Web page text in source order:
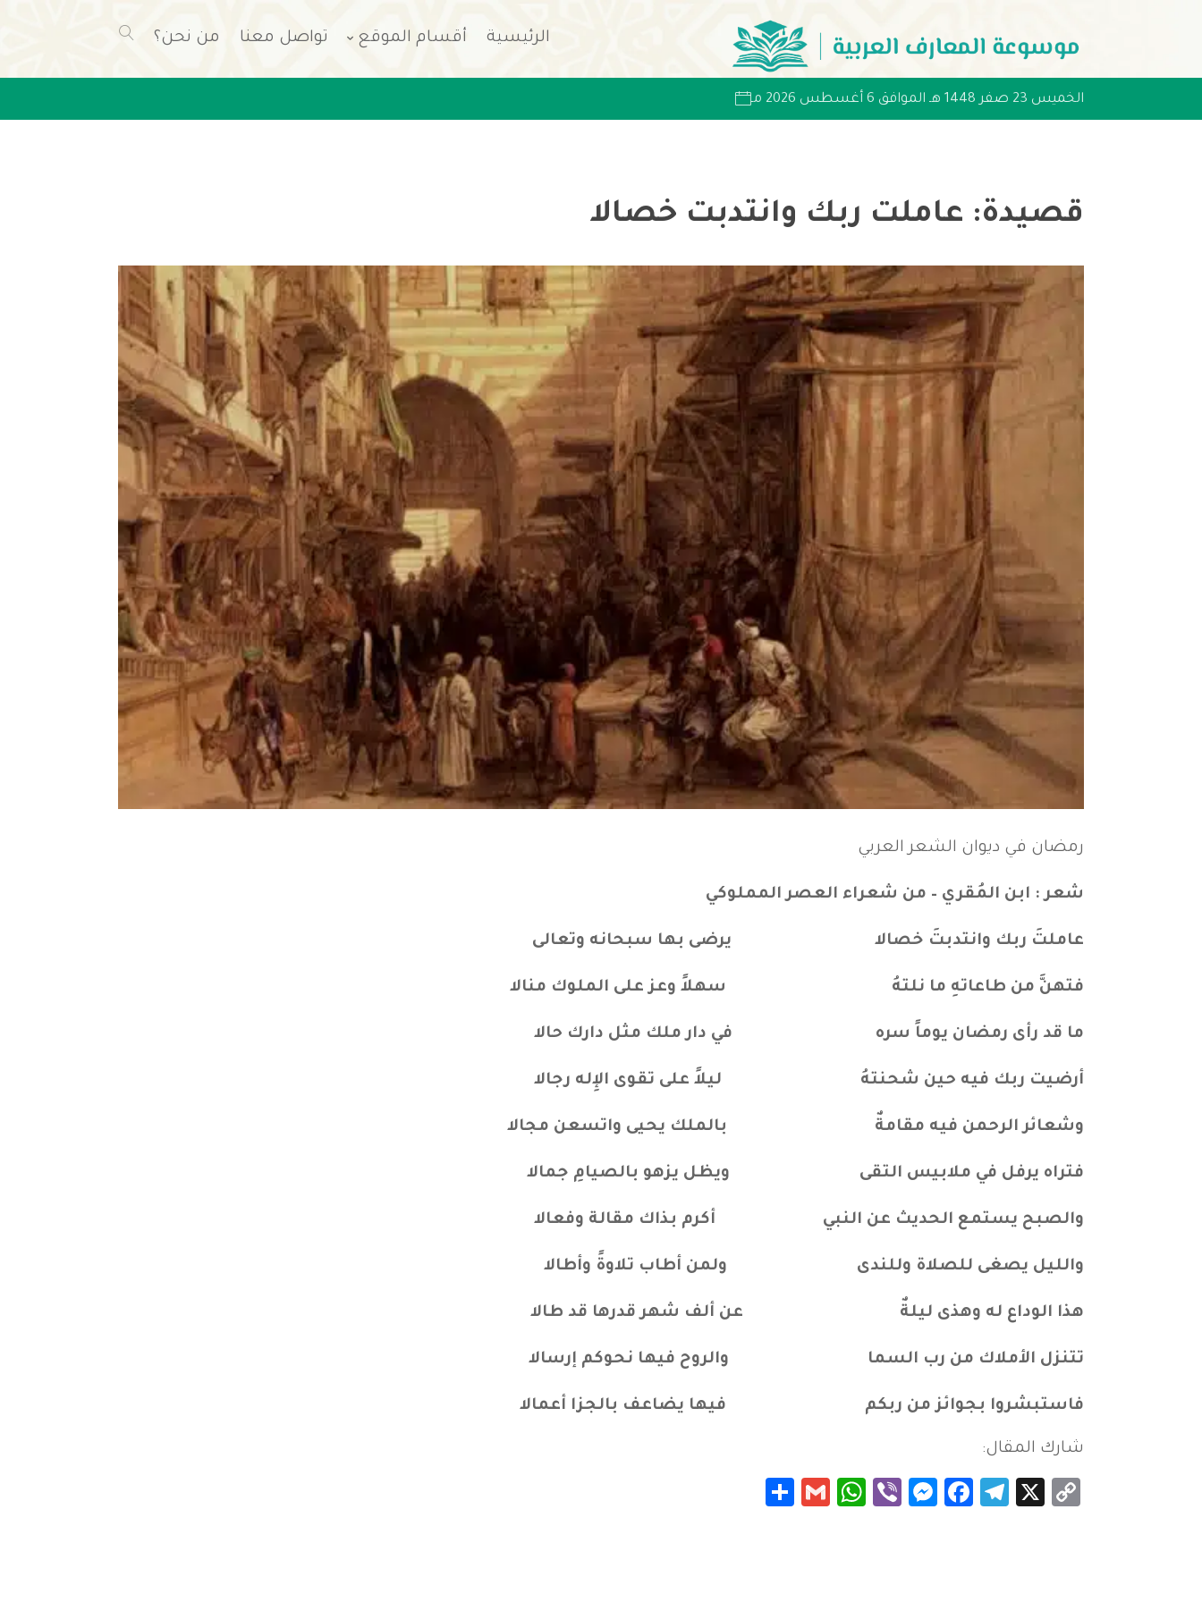
الرئيسية أقسام الموقع تواصل معنا من نحن؟
الخميس 23 صفر 1448 هـ الموافق 6 أغسطس 2026 مـ
قصيدة: عاملت ربك وانتدبت خصالا
رمضان في ديوان الشعر العربي
شعر : ابن المُقري – من شعراء العصر المملوكي
عاملتَ ربك وانتدبتَ خصالا يرضى بها سبحانه وتعالى
فتهنَّ من طاعاتهِ ما نلتهُ سهلاً وعز على الملوك منالا
ما قد رأى رمضان يوماً سره في دار ملك مثل دارك حالا
أرضيت ربك فيه حين شحنتهُ ليلاً على تقوى الإِله رجالا
وشعائر الرحمن فيه مقامةٌ بالملك يحيى واتسعن مجالا
فتراه يرفل في ملابيس التقى ويظل يزهو بالصيامِ جمالا
والصبح يستمع الحديث عن النبي أكرم بذاك مقالة وفعالا
والليل يصغى للصلاة وللندى ولمن أطاب تلاوةً وأطالا
هذا الوداع له وهذى ليلةٌ عن ألف شهر قدرها قد طالا
تتنزل الأملاك من رب السما والروح فيها نحوكم إرسالا
فاستبشروا بجوائز من ربكم فيها يضاعف بالجزا أعمالا
شارك المقال:
Copy
X
Telegram
Facebook
Messenger
Viber
WhatsApp
Gmail